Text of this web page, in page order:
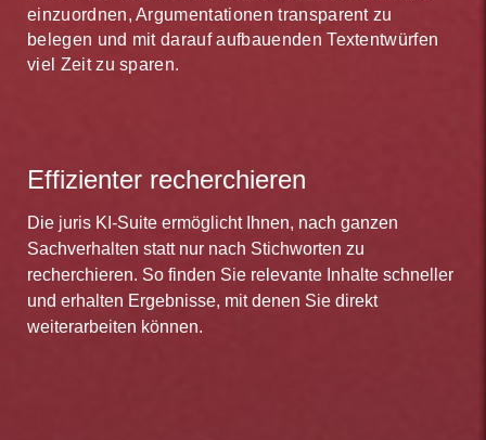
einzuordnen, Argumentationen transparent zu
belegen und mit darauf aufbauenden Textentwürfen
viel Zeit zu sparen.
Effizienter recherchieren
Die juris KI-Suite ermöglicht Ihnen, nach ganzen
Sachverhalten statt nur nach Stichworten zu
recherchieren. So finden Sie relevante Inhalte schneller
und erhalten Ergebnisse, mit denen Sie direkt
weiterarbeiten können.